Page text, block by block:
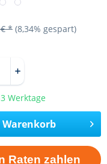
* (8,34% gespart)
Werktage
Warenkorb